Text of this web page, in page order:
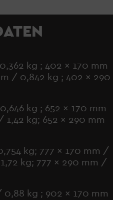
kg ; 402 x 170 mm
/ 0,842 kg ; 402 x 290
kg ; 652 x 170 mm
kg; 652 x 290 mm
kg; 777 x 170 mm /
kg; 777 x 290 mm /
kg ; 902 x 170 mm